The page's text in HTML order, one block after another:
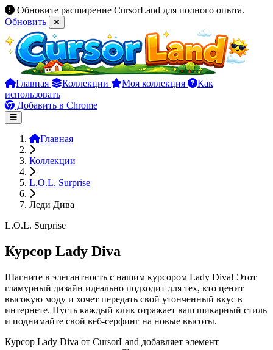
Обновите расширение CursorLand для полного опыта.
Обновить
Главная Коллекции Моя коллекция
Как
использовать
Добавить в Chrome
Главная
Коллекции
L.O.L. Surprise
Леди Дива
L.O.L. Surprise
Курсор Lady Diva
Шагните в элегантность с нашим курсором Lady Diva! Этот
гламурный дизайн идеально подходит для тех, кто ценит
высокую моду и хочет передать свой утонченный вкус в
интернете. Пусть каждый клик отражает ваш шикарный стиль
и поднимайте свой веб-серфинг на новые высоты.
Курсор Lady Diva от CursorLand добавляет элемент